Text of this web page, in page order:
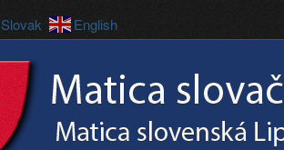
Slovak English